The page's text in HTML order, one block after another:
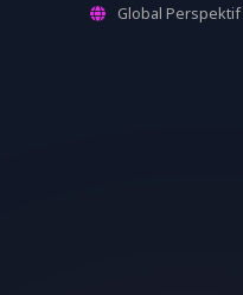
Global Perspektif